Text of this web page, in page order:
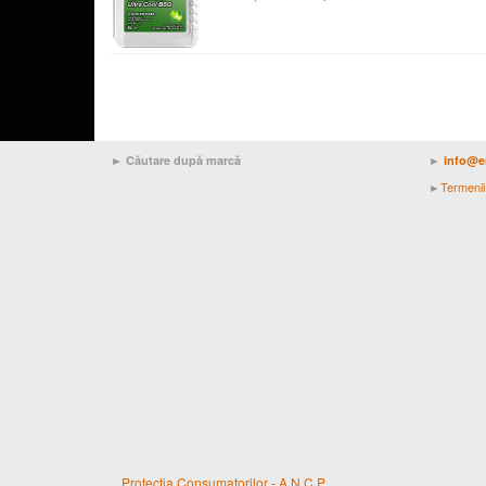
► Căutare după marcă ►
►
Protectia Consumatorilor - A.N.C.P.